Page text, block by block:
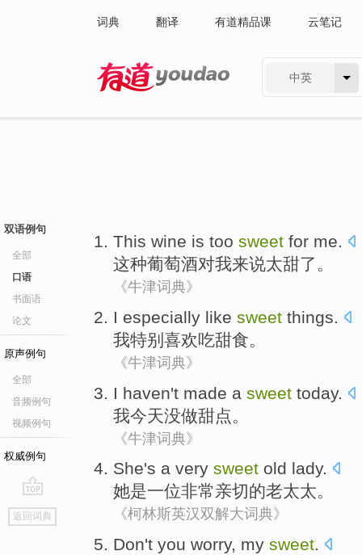
词典 翻译 有道精品课 云笔记
中英
双语例句
全部
口语
书面语
论文
原声例句
全部
音频例句
视频例句
权威例句
go
top
返回词典
This wine is too sweet for me.
这种葡萄酒对我来说太甜了。
《牛津词典》
I especially like sweet things.
我特别 喜欢吃甜食。
《牛津词典》
I haven't made a sweet today.
我今天没做甜点 。
《牛津词典》
She's a very sweet old lady.
她是一位非常亲切的老太太。
《柯林斯英汉双解大词典》
Don't you worry, my sweet.